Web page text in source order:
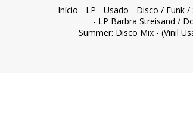
Início - LP - Usado - Disco / Funk /
- LP Barbra Streisand /
Summer: Disco Mix - (Vinil